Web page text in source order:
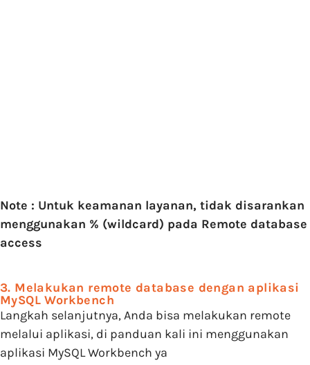
Note : Untuk keamanan layanan, tidak disarankan
menggunakan % (wildcard) pada Remote database
access
3. Melakukan remote database dengan aplikasi
MySQL Workbench
Langkah selanjutnya, Anda bisa melakukan remote
melalui aplikasi, di panduan kali ini menggunakan
aplikasi MySQL Workbench ya